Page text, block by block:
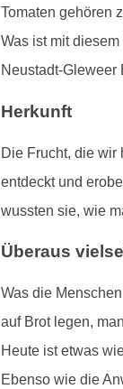
Tomaten gehören
Was ist mit
Neustadt-Gleweer
Herkunft
Die Frucht, die wir
entdeckt und
wussten sie, wie
Überaus
Was die
auf Brot legen,
Heute ist etwas
Ebenso wie die